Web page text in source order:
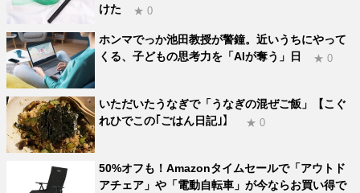
けた
★ 0
ホンマでっか池田教授が警鐘。近いうちにやって
くる、子どもの思考力を「AIが奪う」日
★ 0
いただいたうなぎで「うなぎの混ぜご飯」【こぐ
れひでこの｢ごはん日記｣】
★ 0
50%オフも！Amazonタイムセールで「アウトド
アチェア」や「電動自転車」が今ならお買い得で